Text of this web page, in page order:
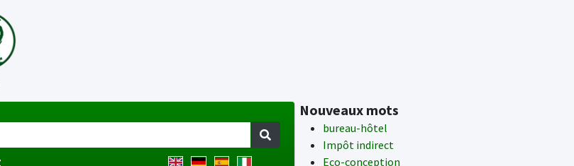
Nouveaux mots
bureau-hôtel
Impôt indirect
Eco-conception